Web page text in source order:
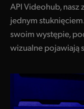
API Videohub, nasz
jednym
swoim występie,
wizualne pojawiają